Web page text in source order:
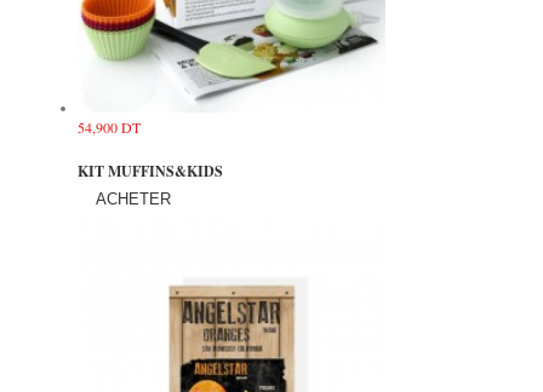
54,900 DT
KIT MUFFINS&KIDS
ACHETER